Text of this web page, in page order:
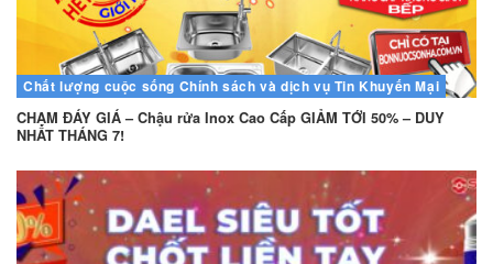
Chất lượng cuộc sống Chính sách và dịch vụ Tin Khuyến Mại
CHẠM ĐÁY GIÁ – Chậu rửa Inox Cao Cấp GIẢM TỚI 50% – DUY
NHẤT THÁNG 7!